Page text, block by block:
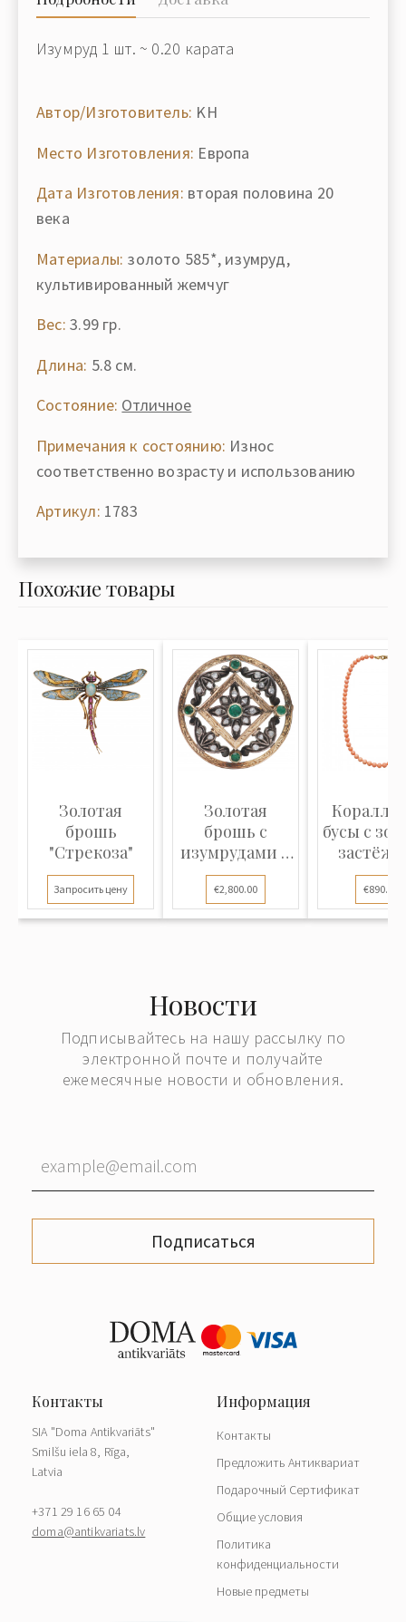
Изумруд 1 шт. ~ 0.20 карата
Автор/Изготовитель: KH
Место Изготовления: Европа
Дата Изготовления: вторая половина 20
века
Материалы: золото 585*, изумруд,
культивированный жемчуг
Вес: 3.99 гр.
Длина: 5.8 см.
Состояние: Отличное
Примечания к состоянию: Износ
соответственно возрасту и использованию
Артикул: 1783
Похожие товары
Золотая
брошь
"Стрекоза"
Запросить цену
Золотая
брошь с
изумрудами и
бриллиантами
€2,800.00
бусы с
€890.00
Новости
Подписывайтесь на нашу рассылку по
электронной почте и получайте
ежемесячные новости и обновления.
Подписаться
SIA "Doma Antikvariāts"
Smilšu iela 8, Rīga,
Latvia
+371 29 16 65 04
doma@antikvariats.lv
Контакты
Предложить Антиквариат
Подарочный Сертификат
Общие условия
Политика
конфиденциальности
Новые предметы